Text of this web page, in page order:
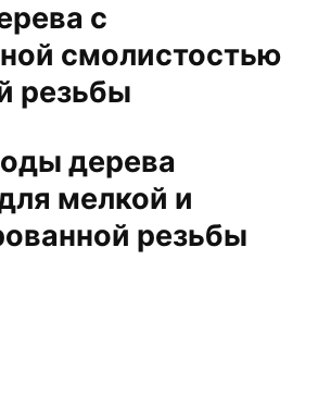
с
смолистостью
резьбы
дерева
мелкой и
резьбы